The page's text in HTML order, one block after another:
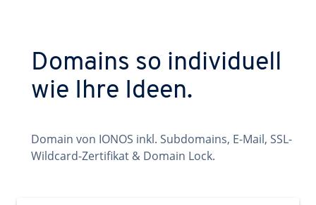
Domains so individuell
wie Ihre Ideen.
Domain von IONOS inkl. Subdomains, E-Mail, SSL-
Wildcard-Zertifikat & Domain Lock.